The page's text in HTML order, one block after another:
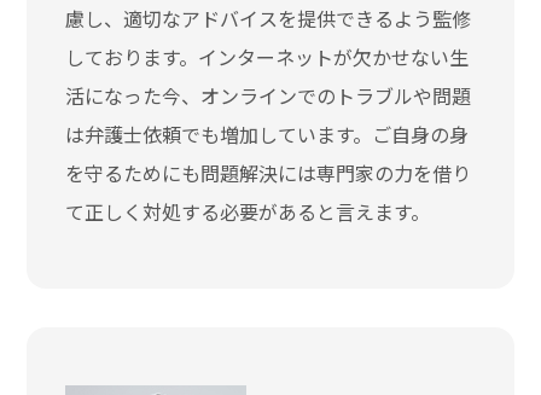
慮し、適切なアドバイスを提供できるよう監修
しております。インターネットが欠かせない生
活になった今、オンラインでのトラブルや問題
は弁護士依頼でも増加しています。ご自身の身
を守るためにも問題解決には専門家の力を借り
て正しく対処する必要があると言えます。